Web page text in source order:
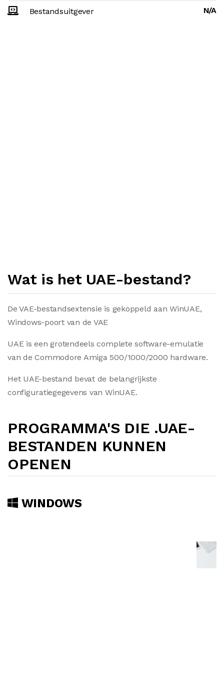
Bestandsuitgever N/A
Wat is het UAE-bestand?
De VAE-bestandsextensie is gekoppeld aan WinUAE,
Windows-poort van de VAE
UAE is een grotendeels complete software-emulatie
van de Commodore Amiga 500/1000/2000 hardware.
Het UAE-bestand bevat de belangrijkste
configuratiegegevens van WinUAE.
PROGRAMMA'S DIE .UAE-
BESTANDEN KUNNEN
OPENEN
WINDOWS